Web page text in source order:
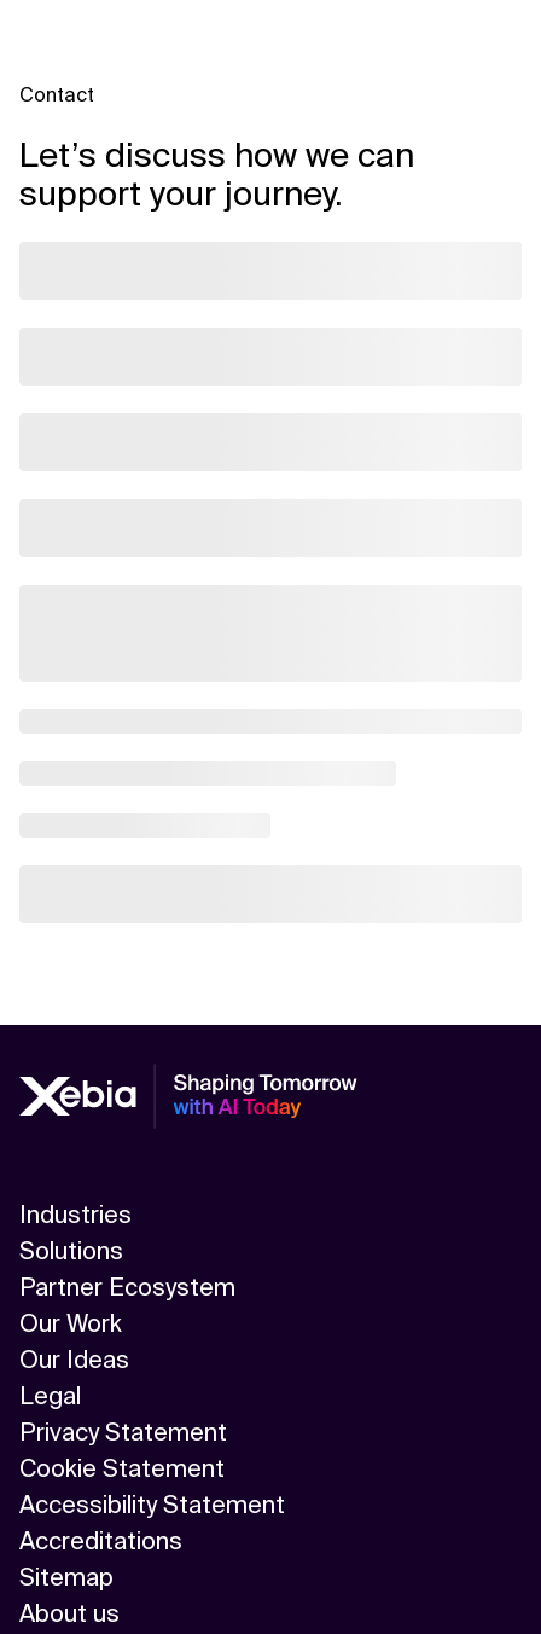
Contact
Let’s discuss how we can
support your journey.
Industries
Solutions
Partner Ecosystem
Our Work
Our Ideas
Legal
Privacy Statement
Cookie Statement
Accessibility Statement
Accreditations
Sitemap
About us